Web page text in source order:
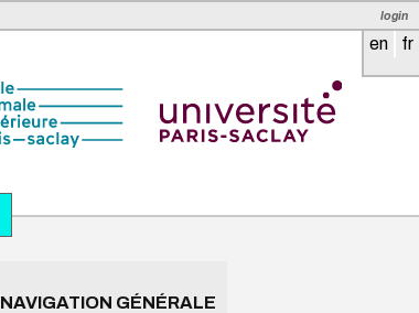
login
en fr
NAVIGATION GÉNÉRALE